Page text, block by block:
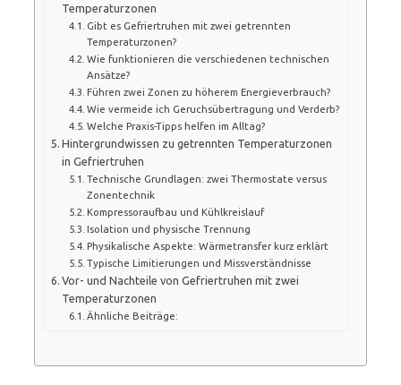
Temperaturzonen
Gibt es Gefriertruhen mit zwei getrennten
Temperaturzonen?
Wie funktionieren die verschiedenen technischen
Ansätze?
Führen zwei Zonen zu höherem Energieverbrauch?
Wie vermeide ich Geruchsübertragung und Verderb?
Welche Praxis-Tipps helfen im Alltag?
Hintergrundwissen zu getrennten Temperaturzonen
in Gefriertruhen
Technische Grundlagen: zwei Thermostate versus
Zonentechnik
Kompressoraufbau und Kühlkreislauf
Isolation und physische Trennung
Physikalische Aspekte: Wärmetransfer kurz erklärt
Typische Limitierungen und Missverständnisse
Vor- und Nachteile von Gefriertruhen mit zwei
Temperaturzonen
Ähnliche Beiträge: